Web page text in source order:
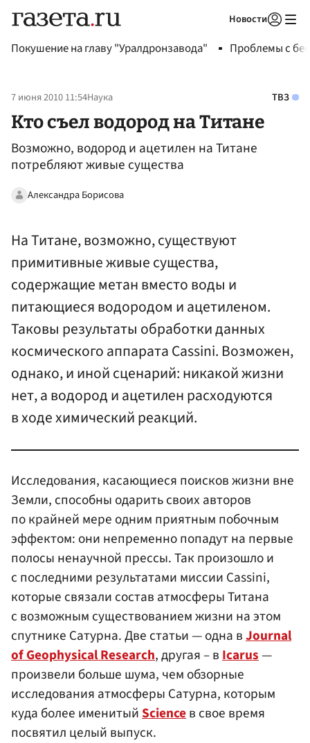
Новости
Покушение на главу "Уралдронзавода" Проблемы с
7 июня 2010 11:54Наука ТВЗ
Кто съел водород на Титане
Возможно, водород и ацетилен на Титане
потребляют живые существа
Александра Борисова
На Титане, возможно, существуют
примитивные живые существа,
содержащие метан вместо воды и
питающиеся водородом и ацетиленом.
Таковы результаты обработки данных
космического аппарата Cassini. Возможен,
однако, и иной сценарий: никакой жизни
нет, а водород и ацетилен расходуются
в ходе химический реакций.
Исследования, касающиеся поисков жизни вне
Земли, способны одарить своих авторов
по крайней мере одним приятным побочным
эффектом: они непременно попадут на первые
полосы ненаучной прессы. Так произошло и
с последними результатами миссии Cassini,
которые связали состав атмосферы Титана
с возможным существованием жизни на этом
спутнике Сатурна. Две статьи — одна вJournal
of Geophysical Research, другая – в Icarus—
произвели больше шума, чем обзорные
исследования атмосферы Сатурна, которым
куда более именитыйScienceв свое время
посвятил целый выпуск.